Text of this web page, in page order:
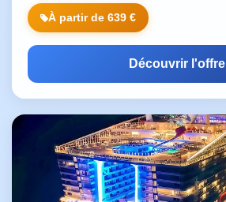
À partir de 639 €
Découvrir l'offre